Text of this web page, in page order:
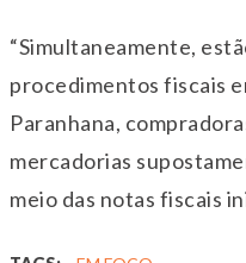
“Simultaneamente,
procedimentos fiscais
Paranhana,
mercadorias
meio das notas fiscais